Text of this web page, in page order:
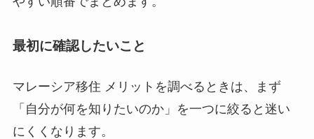
最初に確認したいこと
マレーシア移住 メリットを調べるときは、まず
「自分が何を知りたいのか」を一つに絞ると迷い
にくくなります。